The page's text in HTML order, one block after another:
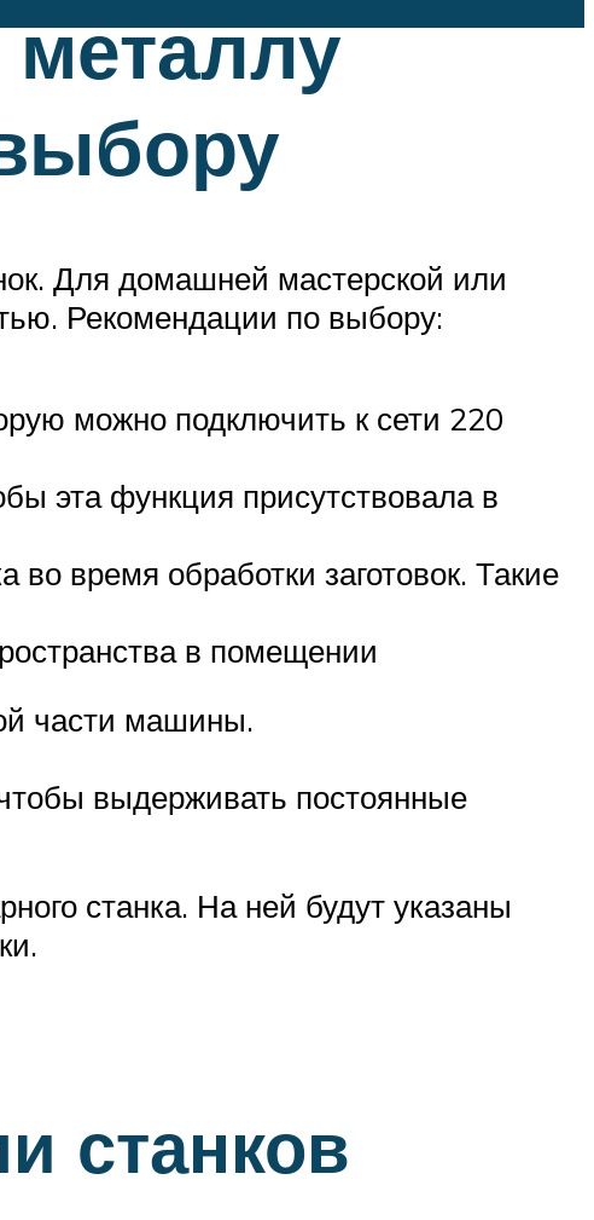
Для домашней мастерской или
Рекомендации по выбору:
можно подключить к сети 220
эта функция присутствовала в
во время обработки заготовок. Такие
в помещении
части машины.
выдерживать постоянные
станка. На ней будут указаны
станков